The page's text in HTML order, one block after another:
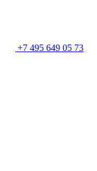
+7 495 649 05 73